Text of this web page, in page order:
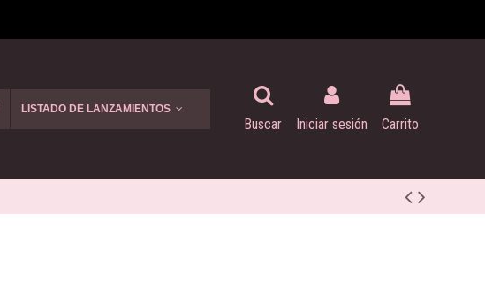
LISTADO DE LANZAMIENTOS
Buscar Iniciar sesión Carrito